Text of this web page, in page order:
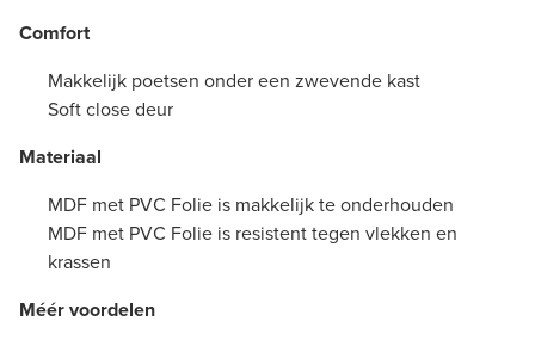
Comfort
Makkelijk poetsen onder een zwevende kast
Soft close deur
Materiaal
MDF met PVC Folie is makkelijk te onderhouden
MDF met PVC Folie is resistent tegen vlekken en
krassen
Méér voordelen